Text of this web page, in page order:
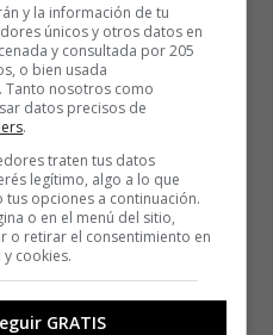
y la información de tu
únicos y otros datos en
y consultada por 205
o bien usada
Tanto nosotros como
datos precisos de
.
traten tus datos
legítimo, algo a lo que
opciones a continuación.
o en el menú del sitio,
o retirar el consentimiento en
cookies.
GRATIS